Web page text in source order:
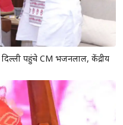
पहुंचे CM भजनलाल, केंद्रीय